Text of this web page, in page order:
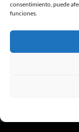
consentimiento, puede
funciones.